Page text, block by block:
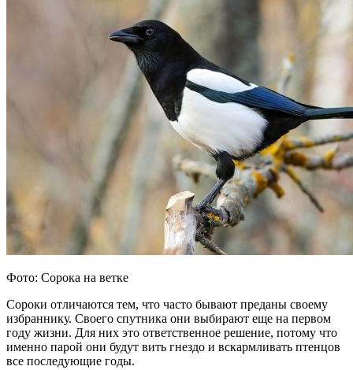
Фото: Сорока на ветке
Сороки отличаются тем, что часто бывают преданы своему
избраннику. Своего спутника они выбирают еще на первом
году жизни. Для них это ответственное решение, потому что
именно парой они будут вить гнездо и вскармливать птенцов
все последующие годы.